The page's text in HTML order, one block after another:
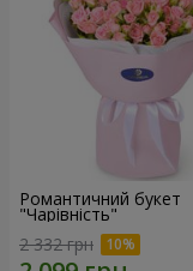
Романтичний букет
"Чарівність"
2 332 грн